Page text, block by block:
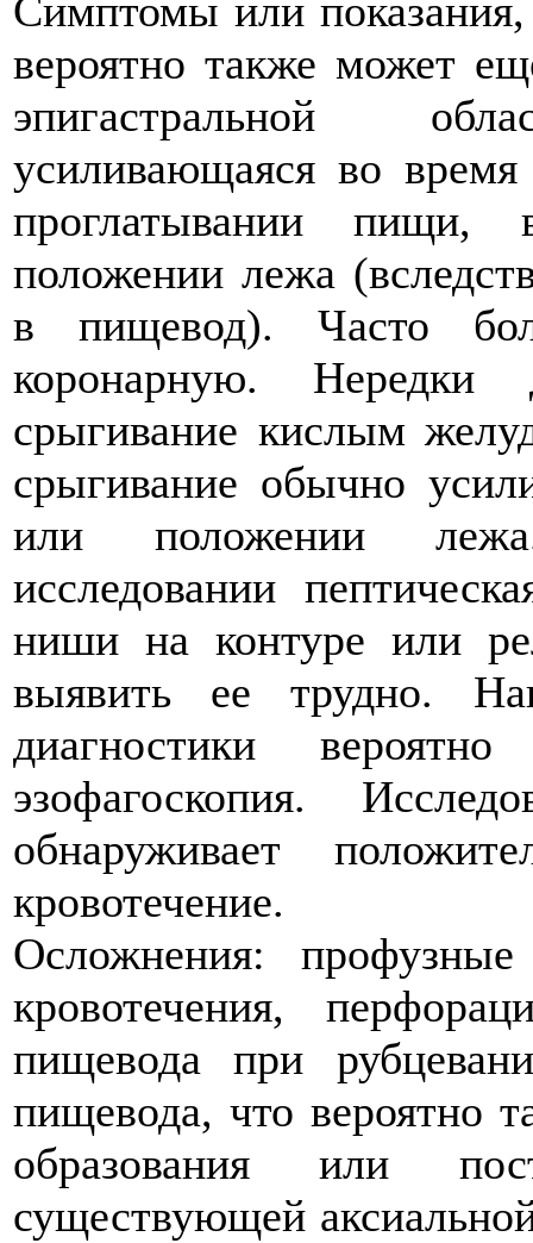
Симптомы или
вероятно также может
эпигастральной
усиливающаяся во
проглатывании пищи,
положении лежа
в пищевод). Часто
коронарную. Нередки
срыгивание кислым
срыгивание обычно
или положении
исследовании
ниши на контуре или
выявить ее трудно.
диагностики
эзофагоскопия.
обнаруживает
кровотечение.
Осложнения:
кровотечения,
пищевода при
пищевода, что вероятно
образования или
существующей